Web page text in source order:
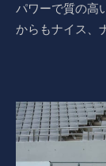
パワーで質の高
からもナイス、